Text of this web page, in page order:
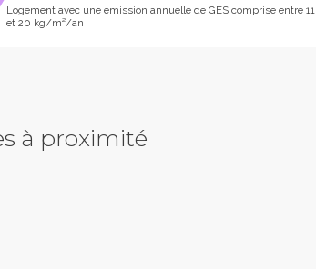
Logement avec une emission annuelle de GES comprise entre 11
et 20 kg/m²/an
à proximité